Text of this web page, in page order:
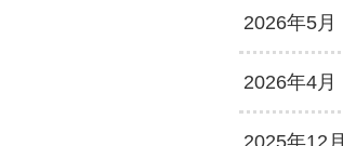
2026年5月
2026年4月